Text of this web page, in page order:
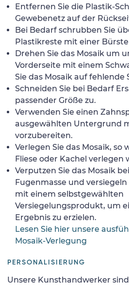
Entfernen Sie die Plastik-
Gewebenetz auf der
Bei Bedarf schrubben Sie
Plastikreste mit einer Bürste
Drehen Sie das Mosaik um
Vorderseite mit einem
Sie das Mosaik auf fehlende
Schneiden Sie bei Bedarf
passender Größe zu.
Verwenden Sie einen
ausgewählten Untergrund
vorzubereiten.
Verlegen Sie das Mosaik, so
Fliese oder Kachel verlegen
Verputzen Sie das Mosaik
Fugenmasse und versiegeln
mit einem selbstgewählten
Versiegelungsprodukt, um
Ergebnis zu erzielen.
Lesen Sie hier unsere
Mosaik-Verlegung
PERSONALISIERUNG
Unsere Kunsthandwerker